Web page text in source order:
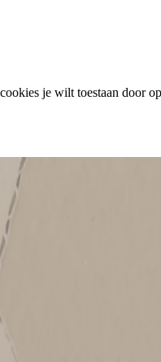
je wilt toestaan door